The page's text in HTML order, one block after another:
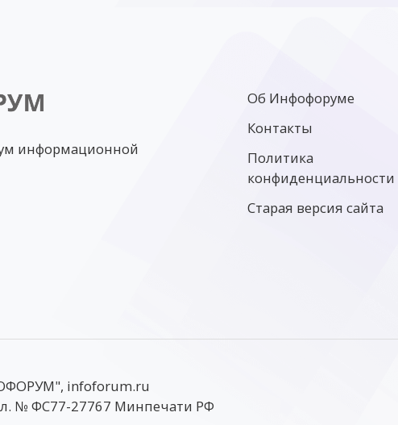
информационной
Об Инфофоруме
Контакты
Политика
конфиденциальности
Старая версия сайта
infoforum.ru
№ ФС77-27767 Минпечати РФ